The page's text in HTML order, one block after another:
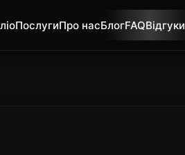
ПослугиПро насБлогFAQВідгуки